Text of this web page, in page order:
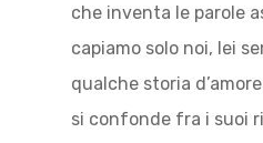
che inventa le parole
capiamo solo noi, lei
qualche storia
si confonde fra i suoi